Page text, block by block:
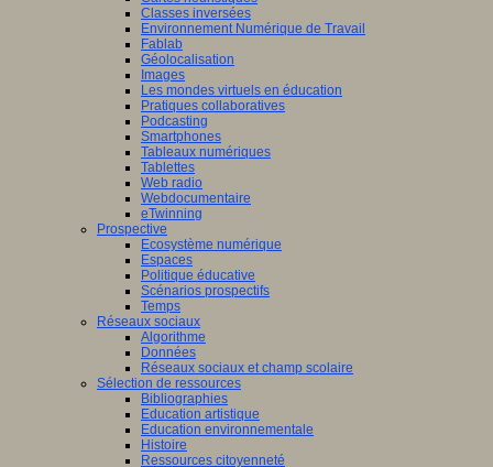
Classes inversées
Environnement Numérique de Travail
Fablab
Géolocalisation
Images
Les mondes virtuels en éducation
Pratiques collaboratives
Podcasting
Smartphones
Tableaux numériques
Tablettes
Web radio
Webdocumentaire
eTwinning
Prospective
Ecosystème numérique
Espaces
Politique éducative
Scénarios prospectifs
Temps
Réseaux sociaux
Algorithme
Données
Réseaux sociaux et champ scolaire
Sélection de ressources
Bibliographies
Education artistique
Education environnementale
Histoire
Ressources citoyenneté